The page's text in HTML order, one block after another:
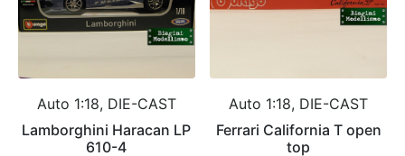
Auto 1:18, DIE-CAST
Lamborghini Haracan LP
610-4
Auto 1:18, DIE-CAST
Ferrari California T open
top